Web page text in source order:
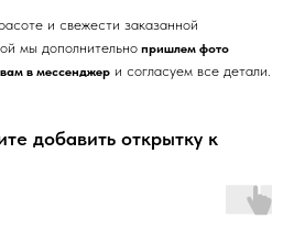
и свежести заказанной
мы дополнительно пришлем фото
в мессенджер и согласуем все детали.
добавить открытку к